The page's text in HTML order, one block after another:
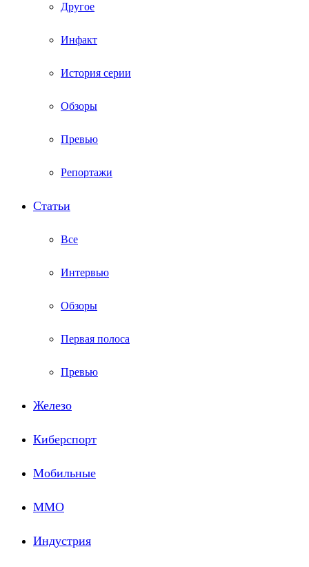
Другое
Инфакт
История серии
Обзоры
Превью
Репортажи
Статьи
Все
Интервью
Обзоры
Первая полоса
Превью
Железо
Киберспорт
Мобильные
ММО
Индустрия